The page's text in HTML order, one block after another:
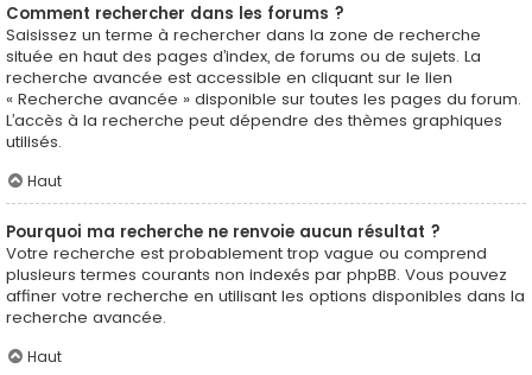
Comment rechercher dans les forums ?
Saisissez un terme à rechercher dans la zone de recherche
située en haut des pages d’index, de forums ou de sujets. La
recherche avancée est accessible en cliquant sur le lien
« Recherche avancée » disponible sur toutes les pages du forum.
L’accès à la recherche peut dépendre des thèmes graphiques
utilisés.
Haut
Pourquoi ma recherche ne renvoie aucun résultat ?
Votre recherche est probablement trop vague ou comprend
plusieurs termes courants non indexés par phpBB. Vous pouvez
affiner votre recherche en utilisant les options disponibles dans la
recherche avancée.
Haut